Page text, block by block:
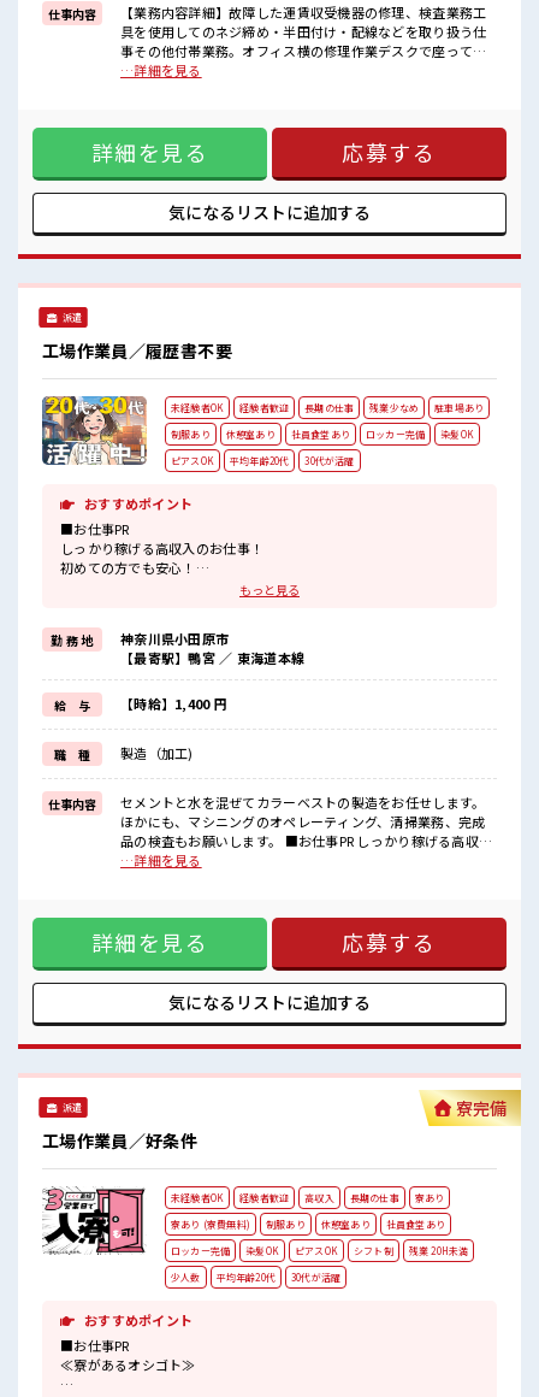
■職場の雰囲気
『少人数』だからコミュニケーションも取りやすい？
しっかり休める休憩室あり！
安心してお仕事に集中♪
仕事内容
【業務内容詳細】故障した運賃収受機器の修理、検査業務工
具を使用してのネジ締め・半田付け・配線などを取り扱う仕
事その他付帯業務。オフィス横の修理作業デスクで座って作
業します。【取扱製品情報】バス等に設置してある運賃箱 ■
≪経験者優遇≫ これまでの経験を活かしませんか？ ブランク
があっても大丈夫♪ 経験はちょっとだけ…という方もOK！
≪時間にメリハリを≫ 残業はほとんどナシ！ 場合によっては
お願いすることもあります♪ ≪機能的な制服アリ≫ 制服があ
るので、 毎日の服装の悩み解消♪ ■職場の雰囲気 『少人数』
だからコミュニケーションも取りやすい？ しっかり休める休
心してお仕事に集中♪
…詳細を見る
詳細を見る 応募する
気になるリストに追加する
派遣
工場作業員／履歴書不要
未経験者OK 経験者歓迎 長期の仕事 残業少なめ
駐車場あり
制服あり
休憩室あり 社員食堂あり ロッカー完備
染髪OK
ピアスOK
平均年齢20代 30代が活躍
おすすめポイント
■お仕事PR
しっかり稼げる高収入のお仕事！
初めての方でも安心！
担当がしっかりバックアップします。
・製造業の工場勤務に興味がある方。
・高収入で働きたい方。
・担当者のサポートが必要な方。
≪稼ぎたい人向け≫
高収入を希望される方にオススメ。
残業は月20時間以上あります♪
≪機能的な制服アリ≫
制服があるので事前準備不要♪
■職場の雰囲気
《20代・30代のスタッフさん活躍中》
メニュー豊富な社員食堂あり！
ドリンクサーバー無料♪
もっと見る
勤 務 地
神奈川県小田原市
【最寄駅】鴨宮 ／ 東海道本線
給 与 【時給】1,400 円
職 種 製造（加工)
仕事内容
セメントと水を混ぜてカラーベストの製造をお任せします。
ほかにも、マシニングのオペレーティング、清掃業務、完成
品の検査もお願いします。 ■お仕事PR しっかり稼げる高収入
のお仕事！ 初めての方でも安心！ 担当がしっかりバックアッ
必要な方。 ≪稼ぎたい人向け≫ 高収入を希望される方にオス
スメ。 残業は月20時間以上あります♪ ≪機能的な制服アリ≫
制服があるので事前準備不要♪ ■職場の雰囲気 《20代・30代
のスタッフさん活躍中》 メニュー豊富な社員食堂あり！ ドリ
ンクサーバー無料♪ コンビニ徒歩圏内！ 無料駐車場・ロッカ
ー・休憩室・喫煙所完備！
…詳細を見る
詳細を見る 応募する
気になるリストに追加する
派遣
工場作業員／好条件
寮完備
未経験者OK 経験者歓迎 高収入 長期の仕事
寮あり
寮あり (寮費無料)
制服あり 休憩室あり
社員食堂あり
ロッカー完備
染髪OK ピアスOK シフト制
残業 20H未満
少人数
平均年齢20代 30代が活躍
おすすめポイント
■お仕事PR
≪寮があるオシゴト≫